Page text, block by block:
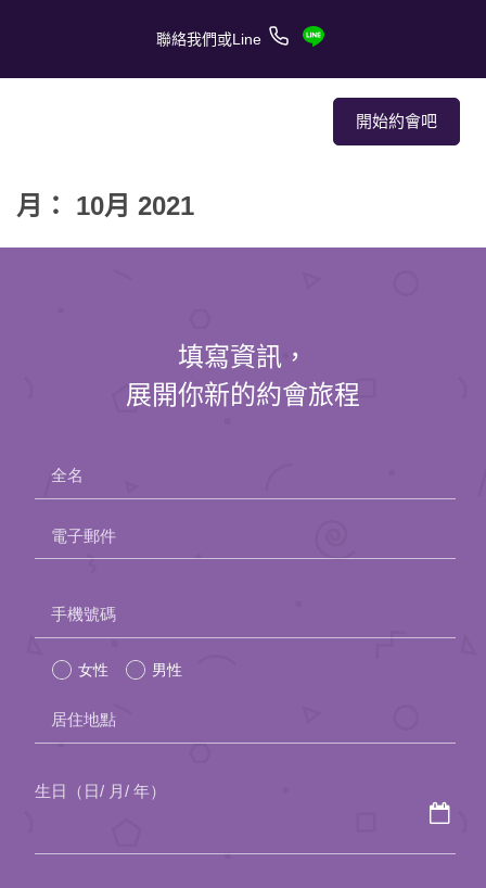
聯絡我們或Line
開始約會吧
關於我們
約會助理App
聯絡我們
月： 10月 2021
填寫資訊，
展開你新的約會旅程
全名
電子郵件
leave
this
field
empty.
手機號碼
女性 男性
居住地點
生日（日/ 月/ 年）